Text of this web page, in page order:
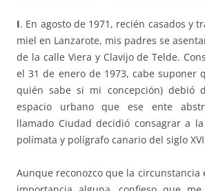
I. En agosto de 1971, recién casados y
miel en Lanzarote, mis padres se
de la calle Viera y Clavijo de Telde.
el 31 de enero de 1973, cabe suponer
quién sabe si mi concepción) debió
espacio urbano que ese ente
llamado Ciudad decidió consagrar a
polímata y polígrafo canario del siglo
Aunque reconozco que la circunstancia